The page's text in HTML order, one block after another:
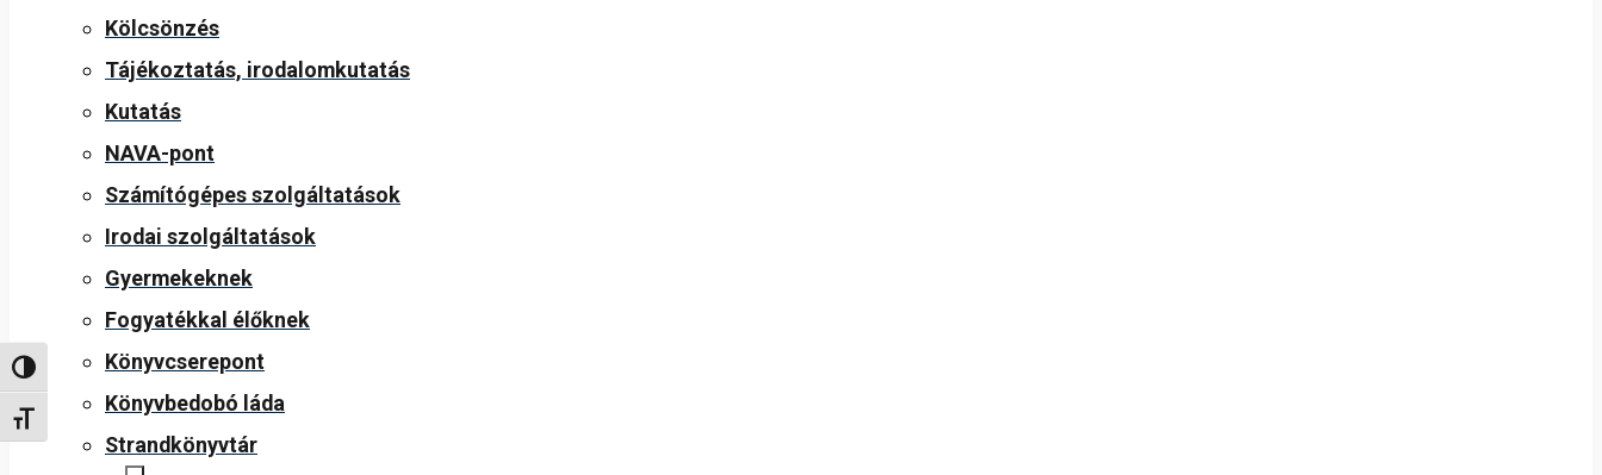
Nagy kontraszt váltása
Betűméret váltása
Kölcsönzés
Tájékoztatás, irodalomkutatás
Kutatás
NAVA-pont
Számítógépes szolgáltatások
Irodai szolgáltatások
Gyermekeknek
Fogyatékkal élőknek
Könyvcserepont
Könyvbedobó láda
Strandkönyvtár